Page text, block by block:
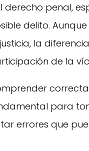
derecho penal,
delito.
la
de la
para
errores que